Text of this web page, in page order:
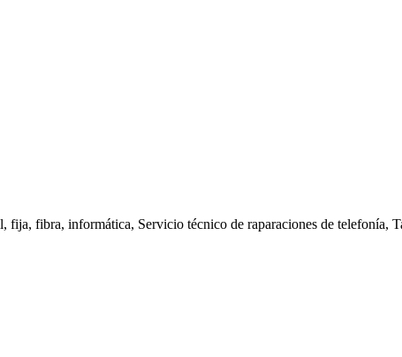
fibra, informática, Servicio técnico de raparaciones de telefonía,